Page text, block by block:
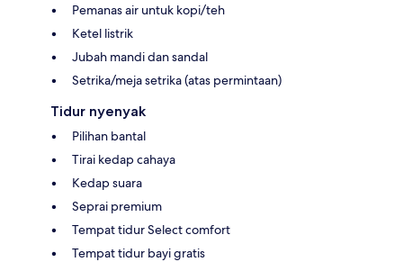
Pemanas air untuk kopi/teh
Ketel listrik
Jubah mandi dan sandal
Setrika/meja setrika (atas permintaan)
Tidur nyenyak
Pilihan bantal
Tirai kedap cahaya
Kedap suara
Seprai premium
Tempat tidur Select comfort
Tempat tidur bayi gratis